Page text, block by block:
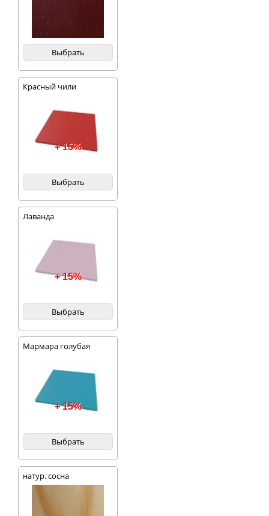
Выбрать
Красный чили
+ 15%
Выбрать
Лаванда
+ 15%
Выбрать
Мармара голубая
+ 15%
Выбрать
натур. сосна